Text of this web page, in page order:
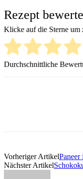
Rezept
Klicke auf die Sterne um
Durchschnittliche
Vorheriger ArtikelPaneer
Nächster Artikel